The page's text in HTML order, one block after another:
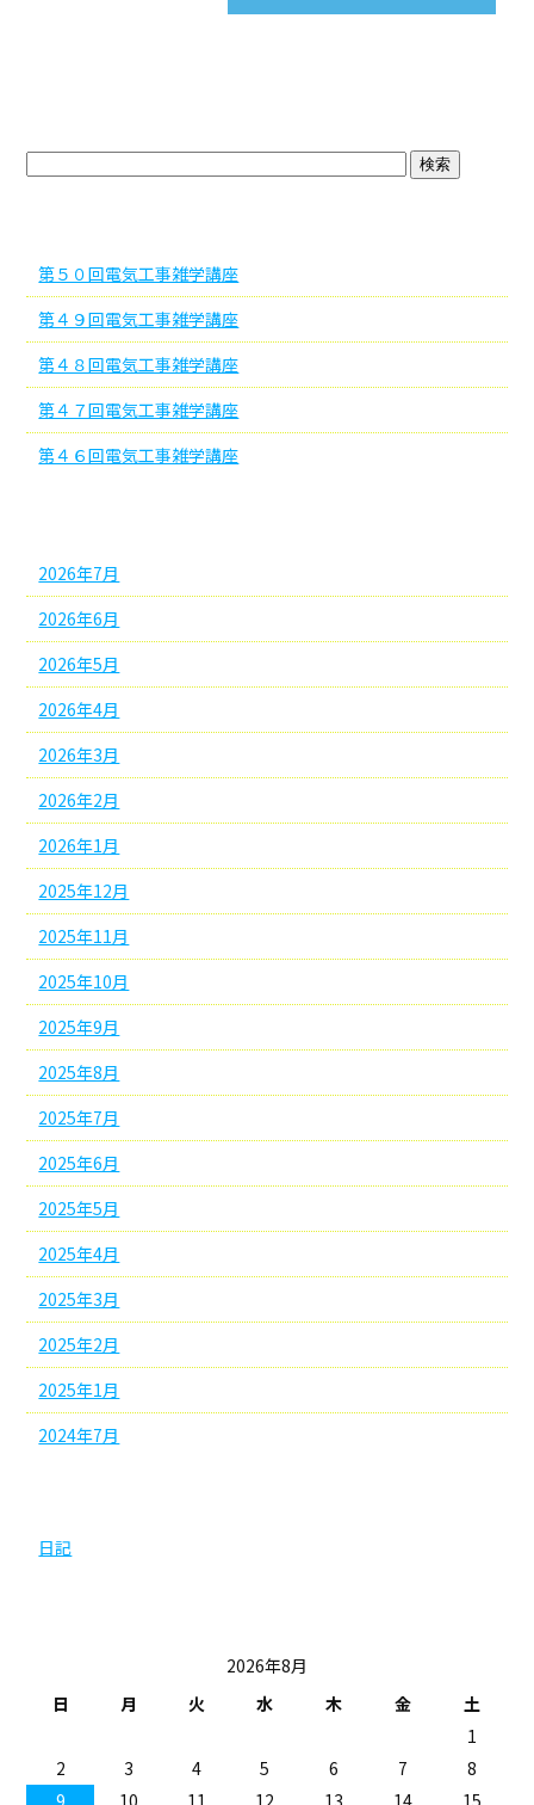
第５０回電気工事雑学講座
第４９回電気工事雑学講座
第４８回電気工事雑学講座
第４７回電気工事雑学講座
第４６回電気工事雑学講座
2026年7月
2026年6月
2026年5月
2026年4月
2026年3月
2026年2月
2026年1月
2025年12月
2025年11月
2025年10月
2025年9月
2025年8月
2025年7月
2025年6月
2025年5月
2025年4月
2025年3月
2025年2月
2025年1月
2024年7月
日記
2026年8月
日
月 火 水 木 金
土
1
2
3 4 5 6 7
8